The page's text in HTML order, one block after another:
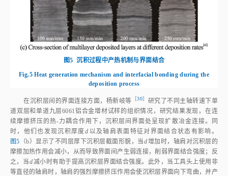
图5 沉积过程中产热机制与界面结合
Fig.5 Heat generation mechanism and interfacial bonding during the
deposition process
在沉积层间的界面连接方面，杨新岐等 ［30］ 研究了不同主轴转速下单
道双层和单道九层6061铝合金增材试样的组织情况，研究结果发现，在连
续摩擦挤压的热‑力耦合作用下，沉积层间界面处呈现扩散冶金连接。同
时，他们也发现沉积厚度d 以及轴肩表面特征对界面结合状态有影响。
图5 （b）显示了不同层厚下沉积层截面形貌，当d增加时，轴肩对沉积层的
摩擦加热作用会减小，从而导致界面间产生弱连接，削弱界面结合强度；反
之，当d减小时有助于提高沉积层界面结合强度。此外，当工具头上使用非
等直径的轴肩时，轴肩的强烈摩擦挤压作用会使沉积层界面向下弯曲，并产